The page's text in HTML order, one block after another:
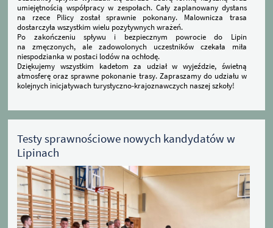
umiejętnością współpracy w zespołach. Cały zaplanowany dystans
na rzece Pilicy został sprawnie pokonany. Malownicza trasa
dostarczyła wszystkim wielu pozytywnych wrażeń.
​Po zakończeniu spływu i bezpiecznym powrocie do Lipin
na zmęczonych, ale zadowolonych uczestników czekała miła
niespodzianka w postaci lodów na ochłodę.
​Dziękujemy wszystkim kadetom za udział w wyjeździe, świetną
atmosferę oraz sprawne pokonanie trasy. Zapraszamy do udziału w
kolejnych inicjatywach turystyczno-krajoznawczych naszej szkoły!
Testy sprawnościowe nowych kandydatów w
Lipinach